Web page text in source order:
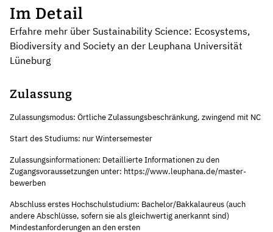
Im Detail
Erfahre mehr über Sustainability Science: Ecosystems,
Biodiversity and Society an der Leuphana Universität
Lüneburg
Zulassung
Zulassungsmodus: Örtliche Zulassungsbeschränkung, zwingend mit NC
Start des Studiums: nur Wintersemester
Zulassungsinformationen: Detaillierte Informationen zu den
Zugangsvoraussetzungen unter: https://www.leuphana.de/master-
bewerben
Abschluss erstes Hochschulstudium: Bachelor/Bakkalaureus (auch
andere Abschlüsse, sofern sie als gleichwertig anerkannt sind)
Mindestanforderungen an den ersten